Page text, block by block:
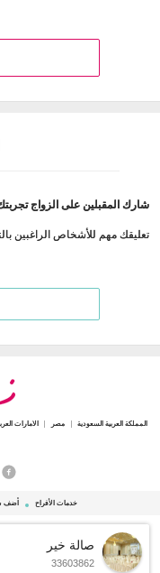
شارك المقبلين على الزواج
تعليقك مهم للأشخاص الراغبين
صالة خير
33603862
المملكة العربية السعودية مصر الامارات
خدمات الأفراح أضف